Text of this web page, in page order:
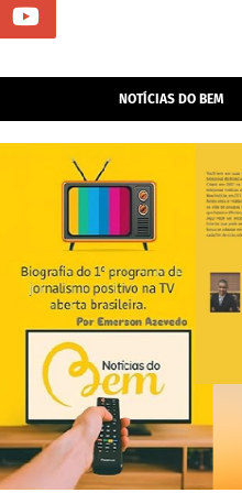
NOTÍCIAS DO BEM